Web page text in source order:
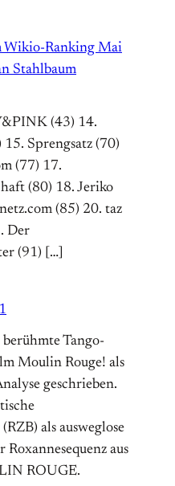
Wikio-Ranking Mai
Stahlbaum
(43) 14.
Sprengsatz (70)
(77) 17.
(80) 18. Jeriko
(85) 20. taz
Der
(91) […]
Tango-
Moulin Rouge! als
geschrieben.
als ausweglose
Roxannesequenz aus
ROUGE.